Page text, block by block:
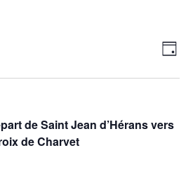
de
Jour
de Saint Jean d’Hérans vers
de Charvet